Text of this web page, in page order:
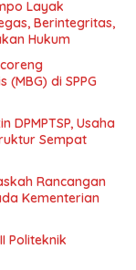
Layak
Berintegritas,
Hukum
di SPPG
DPMPTSP, Usaha
Sempat
Rancangan
Kementerian
Politeknik